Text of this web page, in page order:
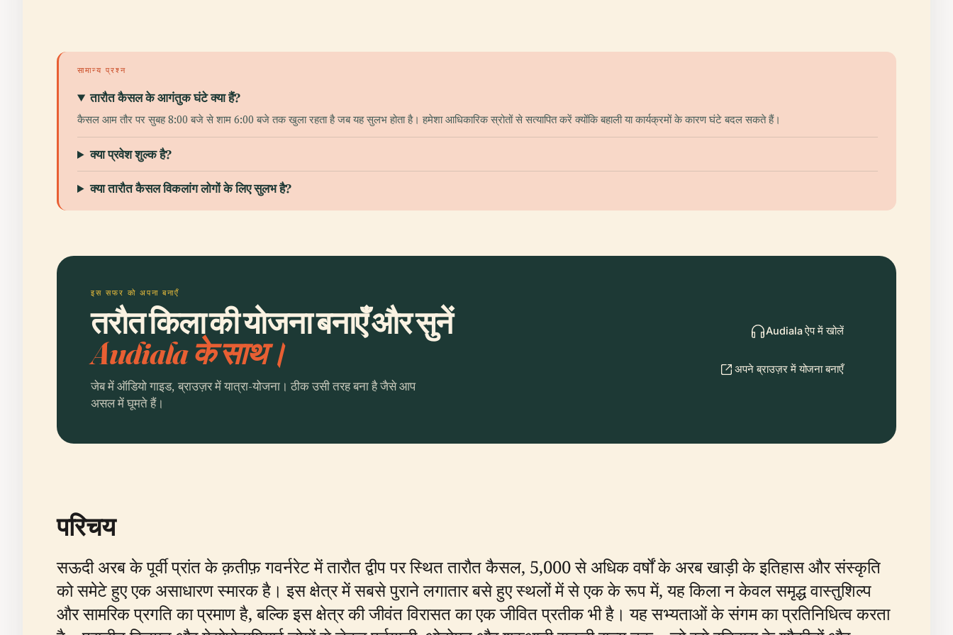
सामान्य प्रश्न
तारौत कैसल के आगंतुक घंटे क्या हैं?
कैसल आम तौर पर सुबह 8:00 बजे से शाम 6:00 बजे तक खुला रहता है जब यह सुलभ होता है। हमेशा आधिकारिक स्रोतों से सत्यापित करें क्योंकि बहाली या कार्यक्रमों के कारण घंटे बदल सकते हैं।
क्या प्रवेश शुल्क है?
क्या तारौत कैसल विकलांग लोगों के लिए सुलभ है?
इस सफर को अपना बनाएँ
तरौत किला की योजना बनाएँ और सुनें
Audiala के साथ।
जेब में ऑडियो गाइड, ब्राउज़र में यात्रा-योजना। ठीक उसी तरह बना है जैसे आप
असल में घूमते हैं।
Audiala ऐप में खोलें
अपने ब्राउज़र में योजना बनाएँ
परिचय
सऊदी अरब के पूर्वी प्रांत के क़तीफ़ गवर्नरेट में तारौत द्वीप पर स्थित तारौत कैसल, 5,000 से अधिक वर्षों के अरब खाड़ी के इतिहास और संस्कृति
को समेटे हुए एक असाधारण स्मारक है। इस क्षेत्र में सबसे पुराने लगातार बसे हुए स्थलों में से एक के रूप में, यह किला न केवल समृद्ध वास्तुशिल्प
और सामरिक प्रगति का प्रमाण है, बल्कि इस क्षेत्र की जीवंत विरासत का एक जीवित प्रतीक भी है। यह सभ्यताओं के संगम का प्रतिनिधित्व करता